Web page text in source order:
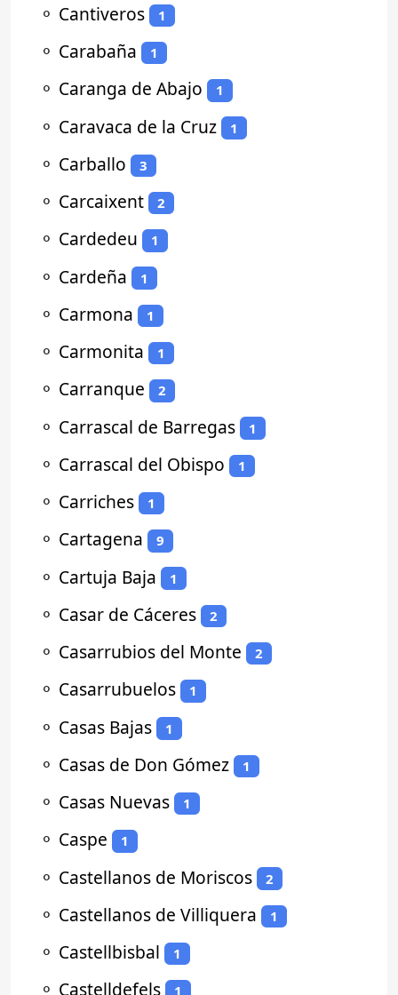
⚬ Cantiveros 1
⚬ Carabaña 1
⚬ Caranga de Abajo 1
⚬ Caravaca de la Cruz 1
⚬ Carballo 3
⚬ Carcaixent 2
⚬ Cardedeu 1
⚬ Cardeña 1
⚬ Carmona 1
⚬ Carmonita 1
⚬ Carranque 2
⚬ Carrascal de Barregas 1
⚬ Carrascal del Obispo 1
⚬ Carriches 1
⚬ Cartagena 9
⚬ Cartuja Baja 1
⚬ Casar de Cáceres 2
⚬ Casarrubios del Monte 2
⚬ Casarrubuelos 1
⚬ Casas Bajas 1
⚬ Casas de Don Gómez 1
⚬ Casas Nuevas 1
⚬ Caspe 1
⚬ Castellanos de Moriscos 2
⚬ Castellanos de Villiquera 1
⚬ Castellbisbal 1
⚬ Castelldefels 1